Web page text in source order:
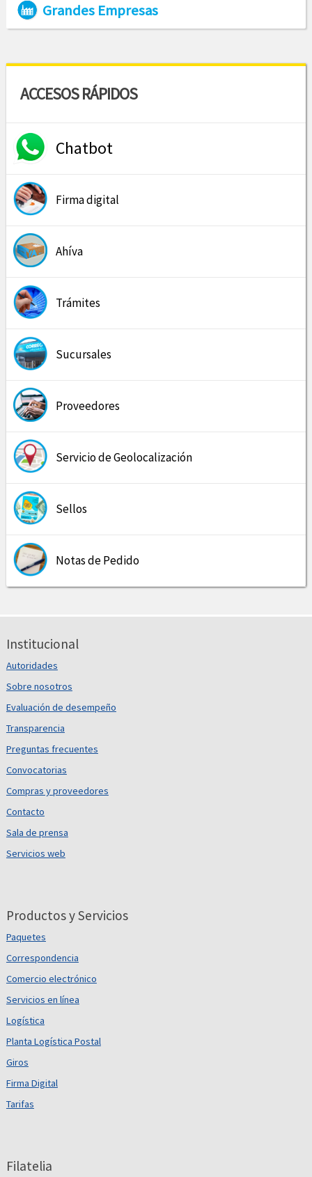
Grandes Empresas
ACCESOS RÁPIDOS
Chatbot
Firma digital
Ahíva
Trámites
Sucursales
Proveedores
Servicio de Geolocalización
Sellos
Notas de Pedido
Institucional
Autoridades
Sobre nosotros
Evaluación de desempeño
Transparencia
Preguntas frecuentes
Convocatorias
Compras y proveedores
Contacto
Sala de prensa
Servicios web
Productos y Servicios
Paquetes
Correspondencia
Comercio electrónico
Servicios en línea
Logística
Planta Logística Postal
Giros
Firma Digital
Tarifas
Filatelia